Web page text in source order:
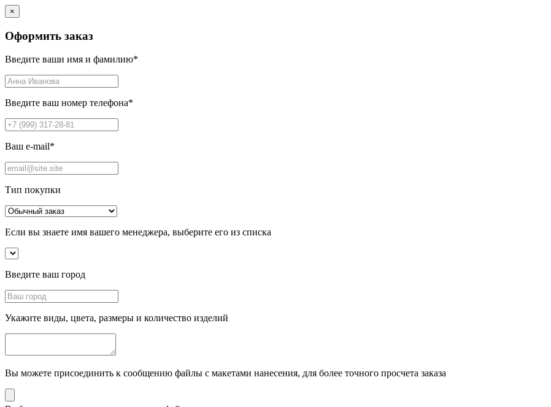
×
Оформить заказ
Введите ваши имя и фамилию*
Введите ваш номер телефона*
Ваш e-mail*
Тип покупки
Если вы знаете имя вашего менеджера, выберите его из списка
Введите ваш город
Укажите виды, цвета, размеры и количество изделий
Вы можете присоединить к сообщению файлы с макетами нанесения, для более точного просчета заказа